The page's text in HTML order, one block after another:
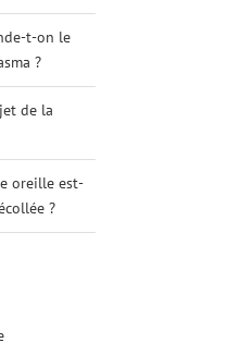
t-on le
?
de la
oreille est-
?